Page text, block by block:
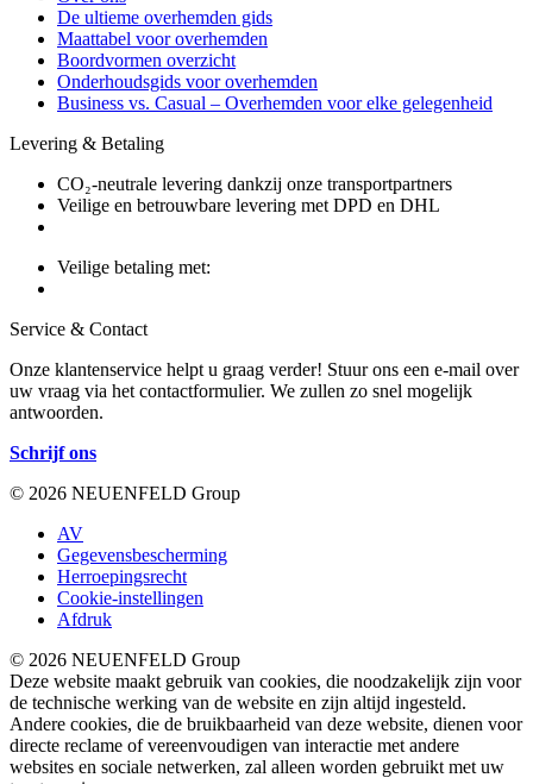
De ultieme overhemden gids
Maattabel voor overhemden
Boordvormen overzicht
Onderhoudsgids voor overhemden
Business vs. Casual – Overhemden voor elke gelegenheid
Levering & Betaling
CO₂-neutrale levering dankzij onze transportpartners
Veilige en betrouwbare levering met DPD en DHL
Veilige betaling met:
Service & Contact
Onze klantenservice helpt u graag verder! Stuur ons een e-mail over
uw vraag via het contactformulier. We zullen zo snel mogelijk
antwoorden.
Schrijf ons
© 2026 NEUENFELD Group
AV
Gegevensbescherming
Herroepingsrecht
Cookie-instellingen
Afdruk
© 2026 NEUENFELD Group
Deze website maakt gebruik van cookies, die noodzakelijk zijn voor
de technische werking van de website en zijn altijd ingesteld.
Andere cookies, die de bruikbaarheid van deze website, dienen voor
directe reclame of vereenvoudigen van interactie met andere
websites en sociale netwerken, zal alleen worden gebruikt met uw